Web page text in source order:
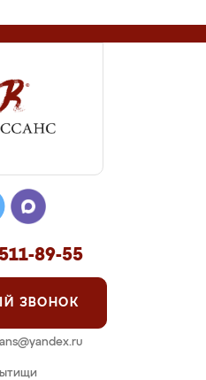
511-89-55
ЗВОНОК